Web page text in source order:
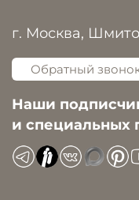
г. Москва,
Обратный
Наши
и специальных